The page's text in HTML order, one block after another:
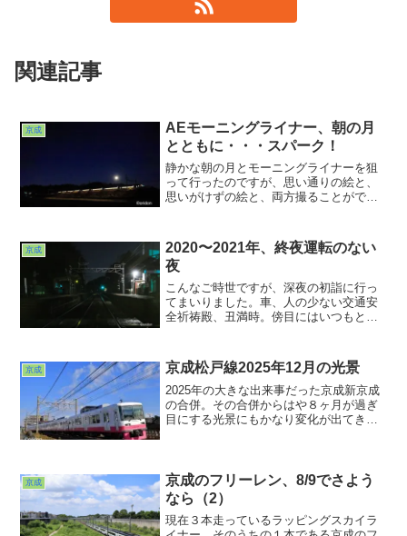
関連記事
京成
AEモーニングライナー、朝の月
とともに・・・スパーク！
静かな朝の月とモーニングライナーを狙
って行ったのですが、思い通りの絵と、
思いがけずの絵と、両方撮ることができ
クしまくりの光景。架線が霜げる冬なら
ではの光景でした。それにしてもこんな
にバチバチしてて機器に影響ないのだろ
うか？ビビりながらの撮影でした
京成
2020〜2021年、終夜運転のない
夜
こんなご時世ですが、深夜の初詣に行っ
てまいりました。車、人の少ない交通安
全祈祷殿、丑満時。傍目にはいつもと変
た光景を見てきました。終夜運転してい
ない京成線。こんなこと２度とはないだ
ろう、そう祈りつつ・・・。
京成 京成松戸線2025年12月の光景
2025年の大きな出来事だった京成新京成
の合併。その合併からはや８ヶ月が過ぎ
目にする光景にもかなり変化が出てきま
うはいかない。
京成
京成のフリーレン、8/9でさよう
なら（2）
現在３本走っているラッピングスカイラ